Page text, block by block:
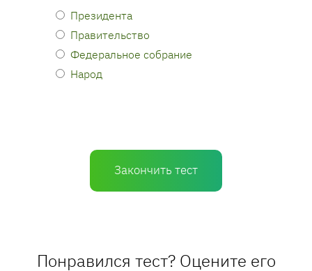
Президента
Правительство
Федеральное собрание
Народ
Закончить тест
Понравился тест? Оцените его